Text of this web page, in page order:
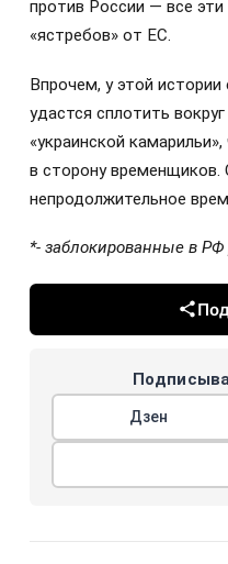
против России — все
«ястребов» от ЕС.
Впрочем, у этой истории
удастся сплотить
«украинской
в сторону временщиков.
непродолжительное
*- заблокированные в РФ
Дзен